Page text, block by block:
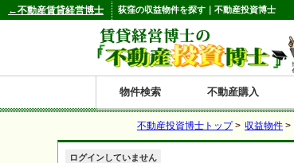
荻窪の収益物件を探す｜不動産投資博士
物件検索 不動産購入
←不動産賃貸経営博士
不動産投資博士トップ> 収益物件 >
ログインしていません